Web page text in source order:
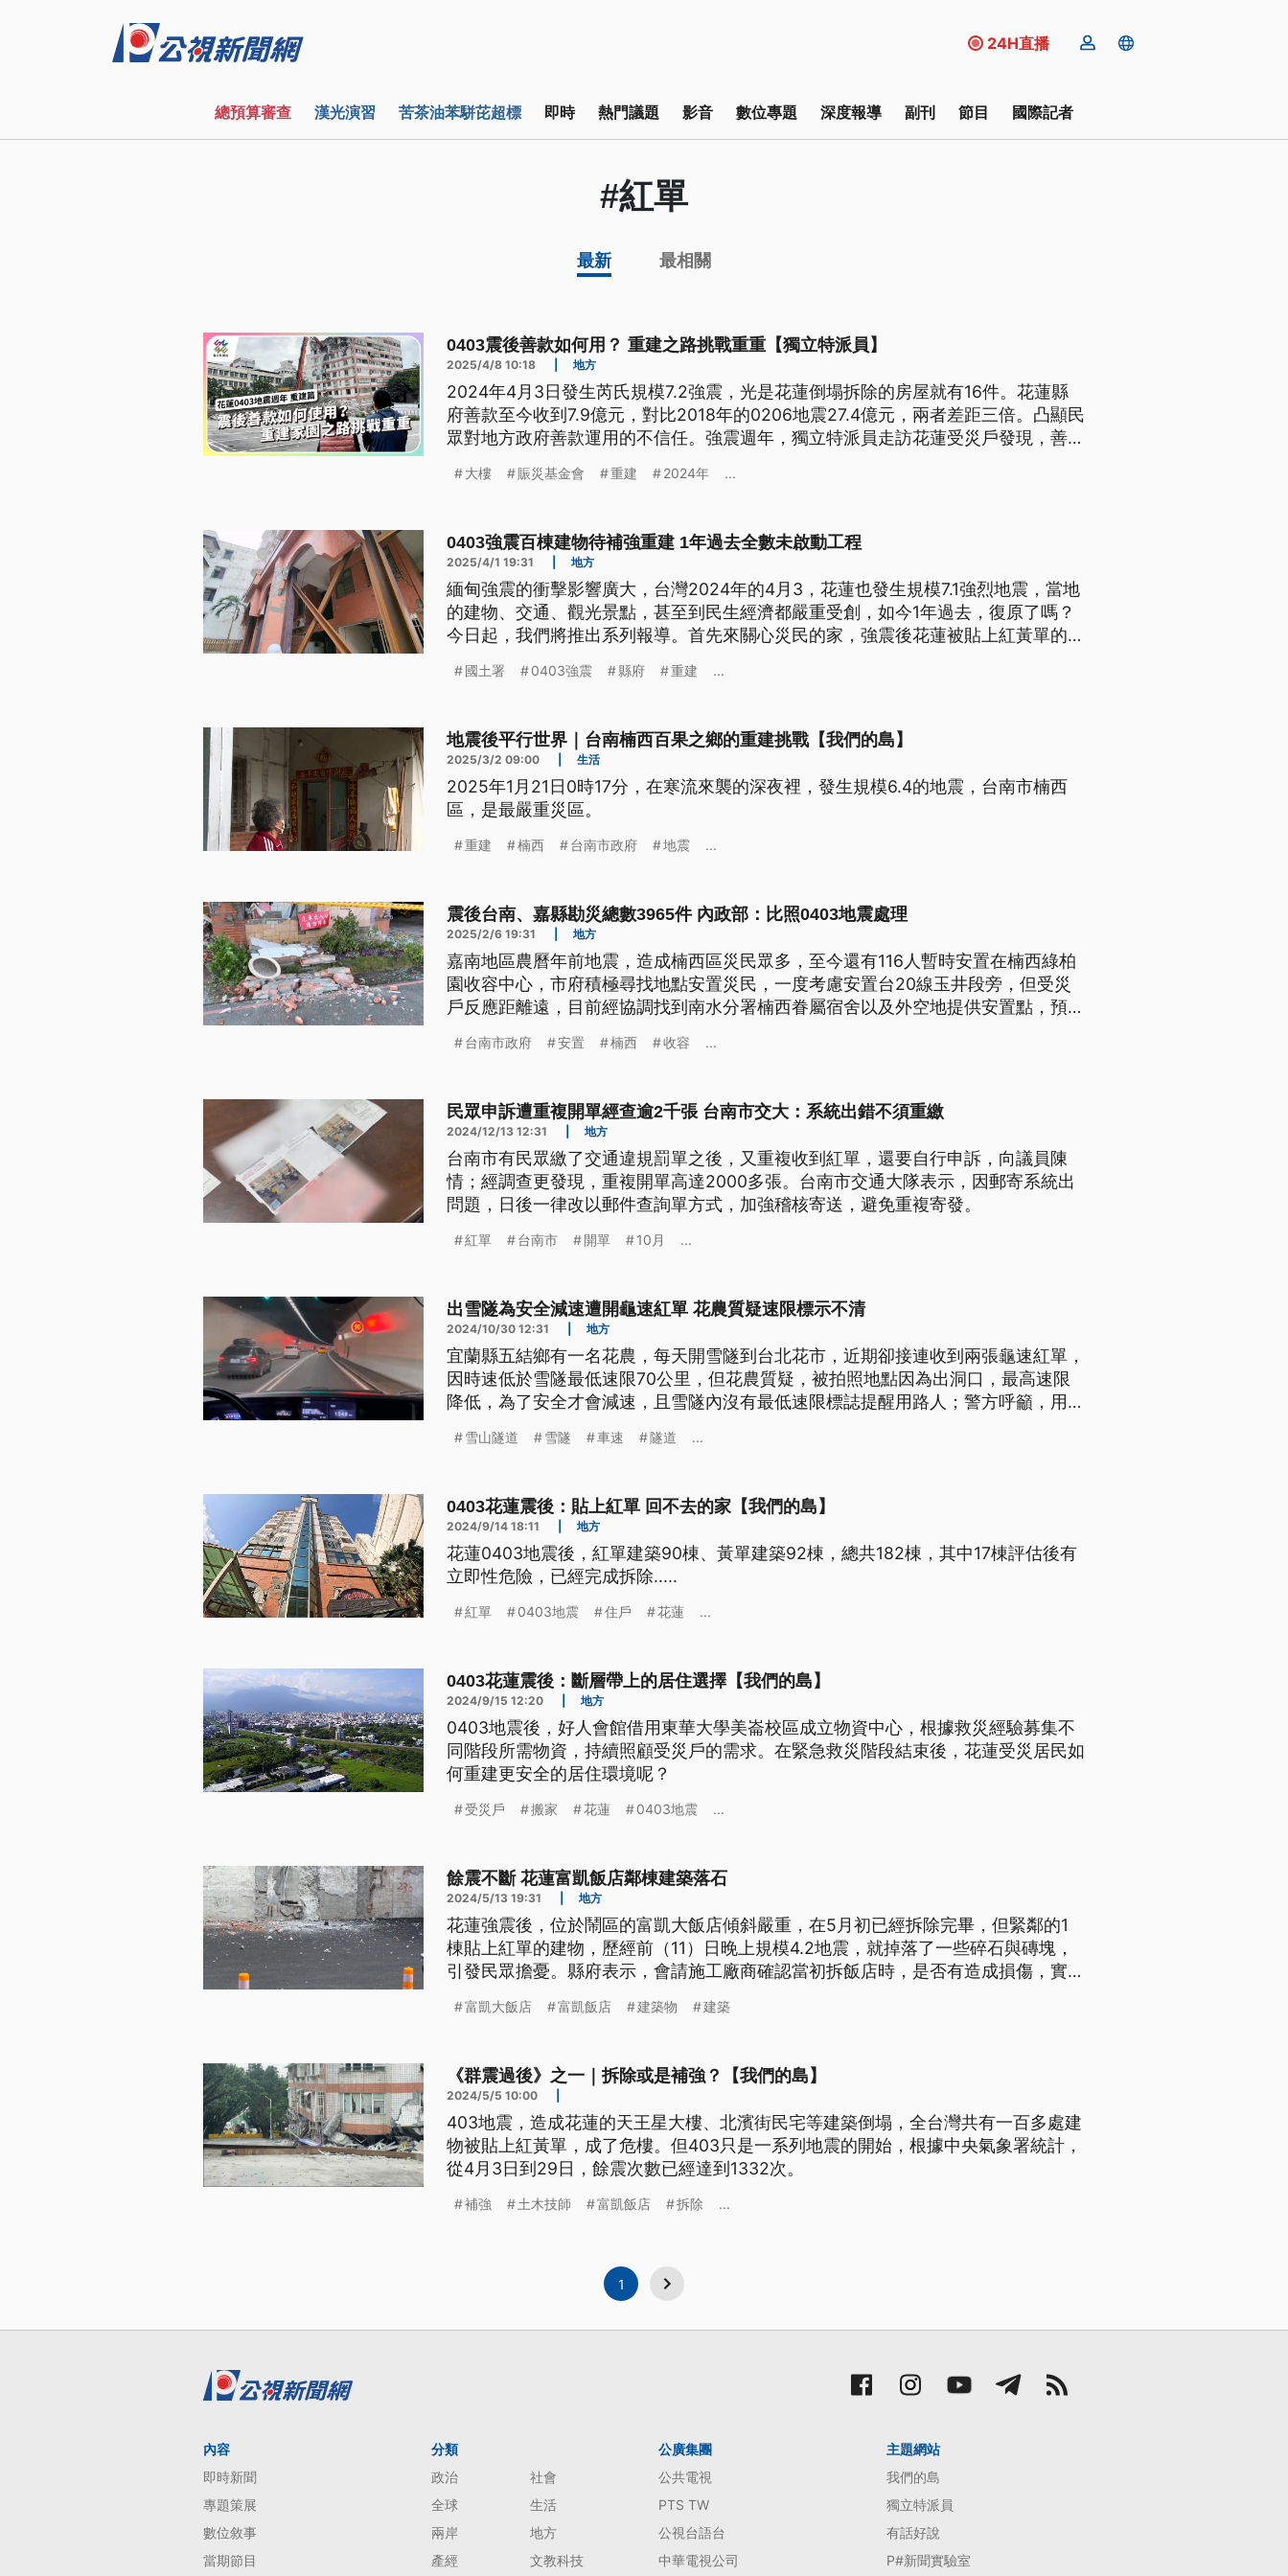
24H直播
總預算審查 漢光演習 苦茶油苯駢芘超標 即時 熱門議題 影音 數位專題 深度報導 副刊 節目 國際記者
#紅單
最新 最相關
0403震後善款如何用？ 重建之路挑戰重重【獨立特派員】
2025/4/8 10:18 地方
2024年4月3日發生芮氏規模7.2強震，光是花蓮倒塌拆除的房屋就有16件。花蓮縣
府善款至今收到7.9億元，對比2018年的0206地震27.4億元，兩者差距三倍。凸顯民
眾對地方政府善款運用的不信任。強震週年，獨立特派員走訪花蓮受災戶發現，善款
形同處理地震災害的生手。
大樓 賑災基金會 重建 2024年 ...
0403強震百棟建物待補強重建 1年過去全數未啟動工程
2025/4/1 19:31 地方
緬甸強震的衝擊影響廣大，台灣2024年的4月3，花蓮也發生規模7.1強烈地震，當地
的建物、交通、觀光景點，甚至到民生經濟都嚴重受創，如今1年過去，復原了嗎？
今日起，我們將推出系列報導。首先來關心災民的家，強震後花蓮被貼上紅黃單的建
達2000多戶的災民還是租屋過生活，重建之路的問題出在那裡？
國土署 0403強震 縣府 重建 ...
地震後平行世界｜台南楠西百果之鄉的重建挑戰【我們的島】
2025/3/2 09:00 生活
2025年1月21日0時17分，在寒流來襲的深夜裡，發生規模6.4的地震，台南市楠西
區，是最嚴重災區。
重建 楠西 台南市政府 地震 ...
震後台南、嘉縣勘災總數3965件 內政部：比照0403地震處理
2025/2/6 19:31 地方
嘉南地區農曆年前地震，造成楠西區災民眾多，至今還有116人暫時安置在楠西綠柏
園收容中心，市府積極尋找地點安置災民，一度考慮安置台20線玉井段旁，但受災
戶反應距離遠，目前經協調找到南水分署楠西眷屬宿舍以及外空地提供安置點，預估
件、黃單1079件，將比照花蓮0403地震處理。
台南市政府 安置 楠西 收容 ...
民眾申訴遭重複開單經查逾2千張 台南市交大：系統出錯不須重繳
2024/12/13 12:31 地方
台南市有民眾繳了交通違規罰單之後，又重複收到紅單，還要自行申訴，向議員陳
情；經調查更發現，重複開單高達2000多張。台南市交通大隊表示，因郵寄系統出
問題，日後一律改以郵件查詢單方式，加強稽核寄送，避免重複寄發。
紅單 台南市 開單 10月 ...
出雪隧為安全減速遭開龜速紅單 花農質疑速限標示不清
2024/10/30 12:31 地方
宜蘭縣五結鄉有一名花農，每天開雪隧到台北花市，近期卻接連收到兩張龜速紅單，
因時速低於雪隧最低速限70公里，但花農質疑，被拍照地點因為出洞口，最高速限
降低，為了安全才會減速，且雪隧內沒有最低速限標誌提醒用路人；警方呼籲，用路
雪山隧道 雪隧 車速 隧道 ...
0403花蓮震後：貼上紅單 回不去的家【我們的島】
2024/9/14 18:11 地方
花蓮0403地震後，紅單建築90棟、黃單建築92棟，總共182棟，其中17棟評估後有
立即性危險，已經完成拆除.....
紅單 0403地震 住戶 花蓮 ...
0403花蓮震後：斷層帶上的居住選擇【我們的島】
2024/9/15 12:20 地方
0403地震後，好人會館借用東華大學美崙校區成立物資中心，根據救災經驗募集不
同階段所需物資，持續照顧受災戶的需求。在緊急救災階段結束後，花蓮受災居民如
何重建更安全的居住環境呢？
受災戶 搬家 花蓮 0403地震 ...
餘震不斷 花蓮富凱飯店鄰棟建築落石
2024/5/13 19:31 地方
花蓮強震後，位於鬧區的富凱大飯店傾斜嚴重，在5月初已經拆除完畢，但緊鄰的1
棟貼上紅單的建物，歷經前（11）日晚上規模4.2地震，就掉落了一些碎石與磚塊，
引發民眾擔憂。縣府表示，會請施工廠商確認當初拆飯店時，是否有造成損傷，實際
富凱大飯店 富凱飯店 建築物 建築
《群震過後》之一｜拆除或是補強？【我們的島】
2024/5/5 10:00
403地震，造成花蓮的天王星大樓、北濱街民宅等建築倒塌，全台灣共有一百多處建
物被貼上紅黃單，成了危樓。但403只是一系列地震的開始，根據中央氣象署統計，
從4月3日到29日，餘震次數已經達到1332次。
補強 土木技師 富凱飯店 拆除 ...
1
內容
即時新聞
專題策展
數位敘事
當期節目
分類
政治
社會
全球
生活
兩岸
地方
產經
文教科技
公廣集團
公共電視
PTS TW
公視台語台
中華電視公司
主題網站
我們的島
獨立特派員
有話好說
P#新聞實驗室